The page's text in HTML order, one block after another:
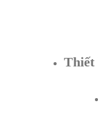
Thiết